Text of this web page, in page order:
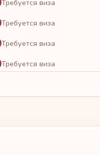
Требуется виза
Требуется виза
Требуется виза
Требуется виза
Требуется виза